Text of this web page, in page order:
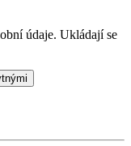
údaje. Ukládají se